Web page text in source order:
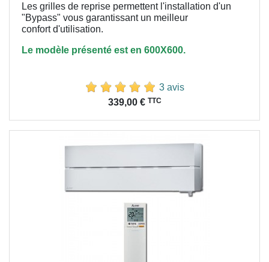
Les grilles de reprise permettent l'installation d'un
"Bypass" vous garantissant un meilleur
confortd'utilisation.
Le modèle présenté est en 600X600.
3 avis
339,00 € TTC